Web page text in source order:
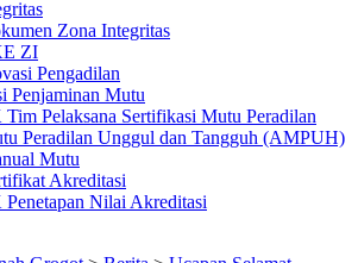
Zona Integritas
ZI
Pengadilan
Penjaminan Mutu
Tim Pelaksana Sertifikasi Mutu Peradilan
Peradilan Unggul dan Tangguh (AMPUH)
Mutu
Akreditasi
Penetapan Nilai Akreditasi